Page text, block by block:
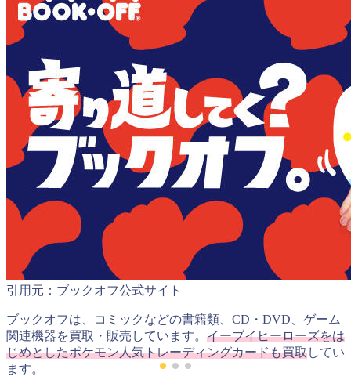
引用元：ブックオフ公式サイト
ブックオフは、コミックなどの書籍類、CD・DVD、ゲーム
関連機器を買取・販売しています。 イーブイヒーローズをは
じめとしたポケモン人気トレーディングカードも買取してい
ます。